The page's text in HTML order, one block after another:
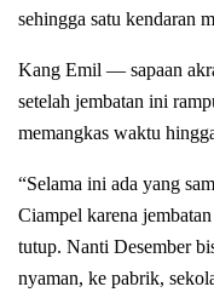
sehingga satu kendaran
Kang Emil — sapaan
setelah jembatan ini
memangkas waktu
“Selama ini ada yang
Ciampel karena
tutup. Nanti Desember
nyaman, ke pabrik,